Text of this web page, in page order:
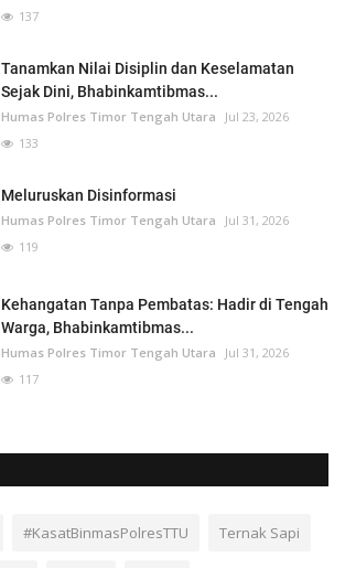
137
Tanamkan Nilai Disiplin dan Keselamatan
Sejak Dini, Bhabinkamtibmas...
Humas Polres Timor Tengah Utara
Jul 23, 2026
133
Meluruskan Disinformasi
Humas Polres Timor Tengah Utara
Jul 31, 2026
119
Kehangatan Tanpa Pembatas: Hadir di Tengah
Warga, Bhabinkamtibmas...
Humas Polres Timor Tengah Utara
Jul 31, 2026
117
#KasatBinmasPolresTTU Ternak Sapi